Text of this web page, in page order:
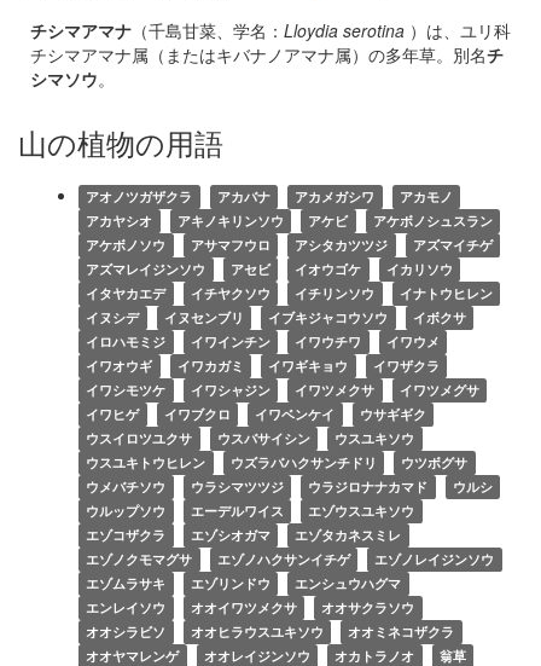
チシマアマナ （千島甘菜、学名： Lloydia serotina ）は、ユリ科
チシマアマナ属（またはキバナノアマナ属）の多年草。別名チ
シマソウ。
山の植物の用語
アオノツガザクラ アカバナ アカメガシワ
アカモノ
アカヤシオ
アキノキリンソウ アケビ
アケボノシュスラン
アケボノソウ
アサマフウロ アシタカツツジ
アズマイチゲ
アズマレイジンソウ
アセビ イオウゴケ
イカリソウ
イタヤカエデ
イチヤクソウ イチリンソウ
イナトウヒレン
イヌシデ
イヌセンブリ イブキジャコウソウ
イボクサ
イロハモミジ
イワインチン イワウチワ
イワウメ
イワオウギ
イワカガミ イワギキョウ
イワザクラ
イワシモツケ
イワシャジン イワツメクサ
イワツメグサ
イワヒゲ
イワブクロ イワベンケイ
ウサギギク
ウスイロツユクサ
ウスバサイシン
ウスユキソウ
ウスユキトウヒレン
ウズラバハクサンチドリ
ウツボグサ
ウメバチソウ
ウラシマツツジ ウラジロナナカマド
ウルシ
ウルップソウ
エーデルワイス
エゾウスユキソウ
エゾコザクラ
エゾシオガマ
エゾタカネスミレ
エゾノクモマグサ
エゾノハクサンイチゲ
エゾノレイジンソウ
エゾムラサキ
エゾリンドウ
エンシュウハグマ
エンレイソウ
オオイワツメクサ
オオサクラソウ
オオシラビソ
オオヒラウスユキソウ
オオミネコザクラ
オオヤマレンゲ
オオレイジンソウ オカトラノオ
翁草